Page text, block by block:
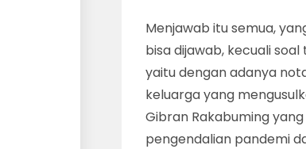
Menjawab itu semua,
bisa dijawab, kecuali
yaitu dengan adanya
keluarga yang
Gibran Rakabuming
pengendalian pandemi